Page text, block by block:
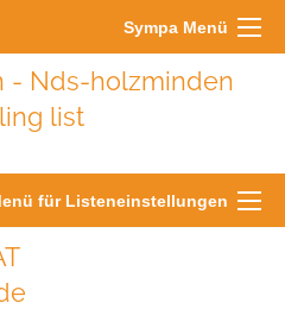
Sympa Menü
- Nds-holzminden
list
für Listeneinstellungen